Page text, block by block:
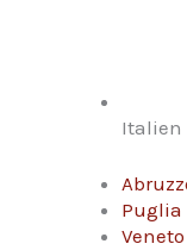
Italien
Puglia
Veneto